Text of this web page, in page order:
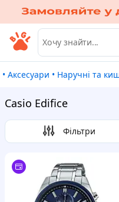
• Аксесуари • Наручні та
Casio Edifice
Фільтри